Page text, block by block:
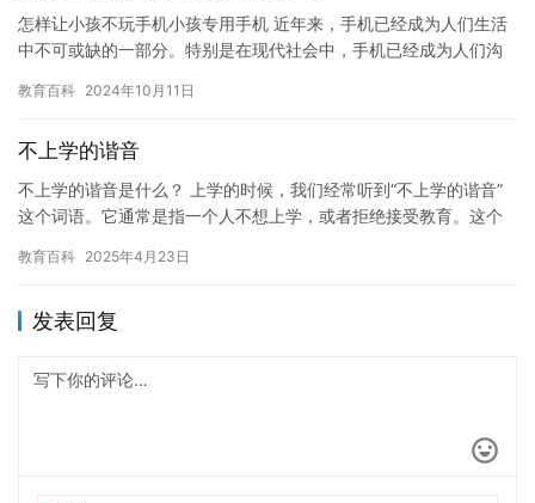
怎样让小孩不玩手机小孩专用手机 近年来，手机已经成为人们生活
中不可或缺的一部分。特别是在现代社会中，手机已经成为人们沟
很多…
教育百科 2024年10月11日
不上学的谐音
不上学的谐音是什么？ 上学的时候，我们经常听到“不上学的谐音”
这个词语。它通常是指一个人不想上学，或者拒绝接受教育。这个
考。…
教育百科 2025年4月23日
发表回复